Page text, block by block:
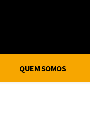
QUEM SOMOS